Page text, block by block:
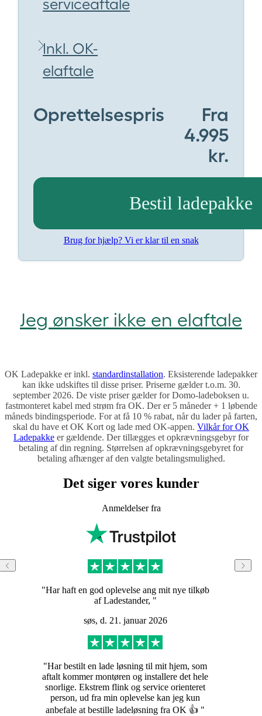
serviceaftale
Inkl. OK-
elaftale
Oprettelsespris
Fra
4.995
kr.
Bestil ladepakke
Brug for hjælp? Vi er klar til en snak
Jeg ønsker ikke en elaftale
OK Ladepakke er inkl. standardinstallation. Eksisterende ladepakker
kan ikke udskiftes til disse priser. Priserne gælder t.o.m. 30.
september 2026. De viste priser gælder for Domo-ladeboksen u.
fastmonteret kabel med strøm fra OK. Der er 5 måneder + 1 løbende
måneds bindingsperiode. For at få 10 % rabat, når du lader på farten,
skal du have et OK Kort og lade med OK-appen. Vilkår for OK
Ladepakke er gældende. Der tillægges et opkrævningsgebyr for
betaling af din regning. Størrelsen af opkrævningsgebyret for
betaling afhænger af den valgte betalingsmulighed.
Det siger vores kunder
Anmeldelser fra
"Har haft en god oplevelse ang mit nye tilkøb
af Ladestander, "
søs, d. 21. januar 2026
"Har bestilt en lade løsning til mit hjem, som
aftalt kommer montøren og installere det hele
snorlige. Ekstrem flink og service orienteret
person, ud fra min oplevelse kan jeg kun
anbefale at bestille ladeløsning fra OK 👍 "